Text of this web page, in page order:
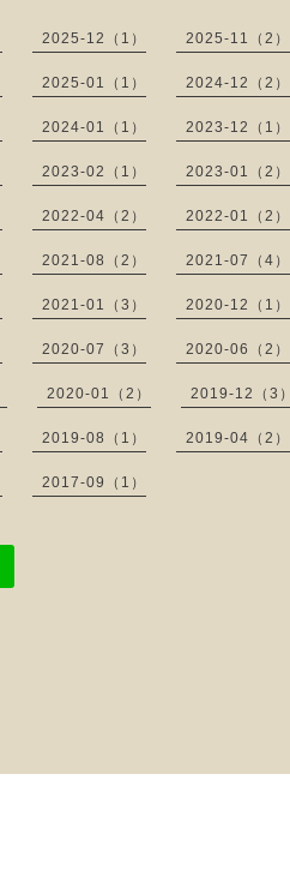
2025-12（1） 2025-11（2）
2025-01（1） 2024-12（2）
2024-01（1） 2023-12（1）
2023-02（1） 2023-01（2）
2022-04（2） 2022-01（2）
2021-08（2） 2021-07（4）
2021-01（3） 2020-12（1）
2020-07（3） 2020-06（2）
2020-01（2） 2019-12（3）
2019-08（1） 2019-04（2）
2017-09（1）